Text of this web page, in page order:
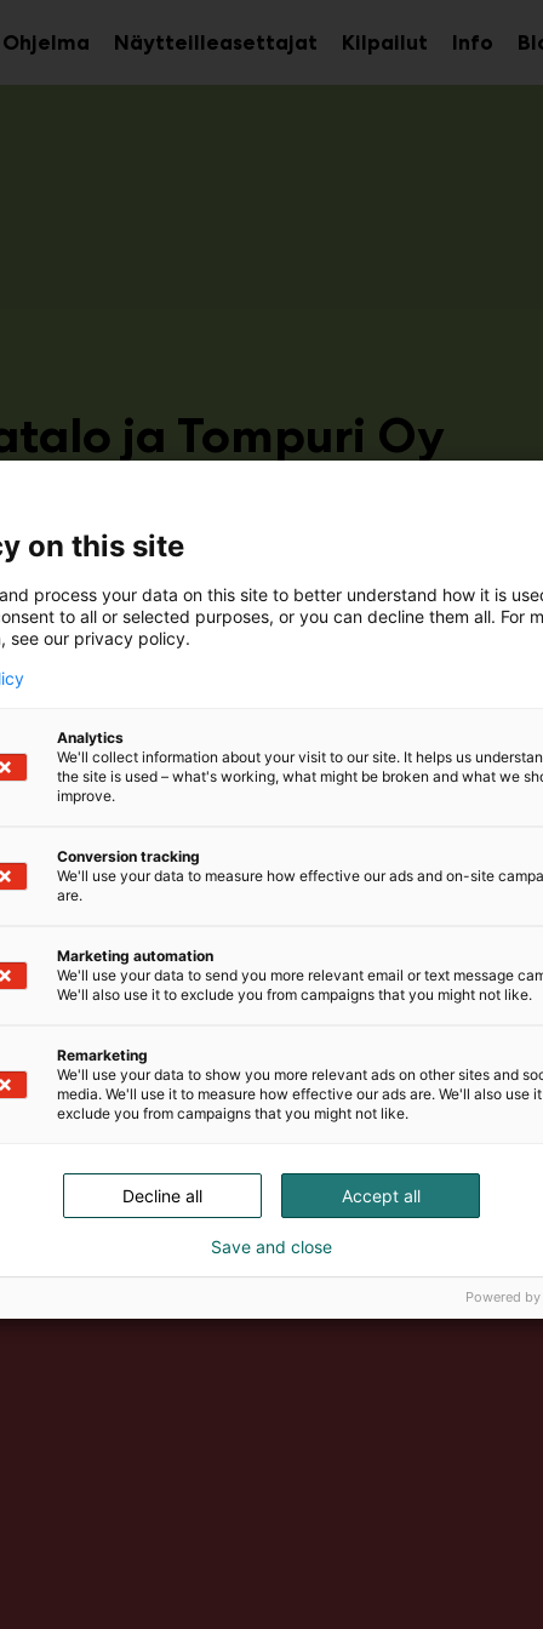
Ohjelma Näytteilleasettajat KilpailutAvaa
alavalikko
InfoAvaa
ja Tompuri Oy
Tompuri Brewery on Kymenlaaksossa, Virolahden
Oluessa käytettävät mallasohra ja kaura tulevat
ja savuoluiden maltaat savustetaan itse.
pullossa. Kyseessä on siis todellinen
Suomen suurin, maukkain ja
on this site
process your data on this site to better understand how it is
to all or selected purposes, or you can decline them all. For
see our privacy policy.
Analytics
We'll collect information about your visit to our site. It helps us
the site is used – what's working, what might be broken and what we
improve.
Conversion tracking
We'll use your data to measure how effective our ads and on-site
are.
Marketing automation
We'll use your data to send you more relevant email or text message
We'll also use it to exclude you from campaigns that you might not like.
Remarketing
We'll use your data to show you more relevant ads on other sites and
media. We'll use it to measure how effective our ads are. We'll also use
exclude you from campaigns that you might not like.
Accept all
Decline all
Save and close
Powered by